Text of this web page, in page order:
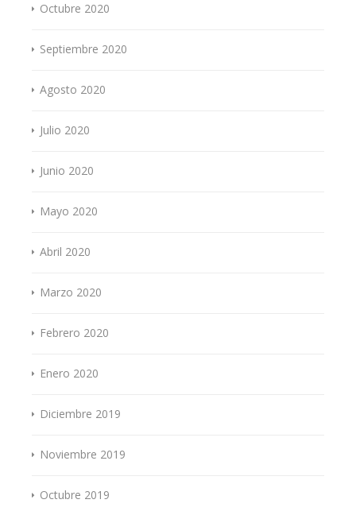
Octubre 2020
Septiembre 2020
Agosto 2020
Julio 2020
Junio 2020
Mayo 2020
Abril 2020
Marzo 2020
Febrero 2020
Enero 2020
Diciembre 2019
Noviembre 2019
Octubre 2019